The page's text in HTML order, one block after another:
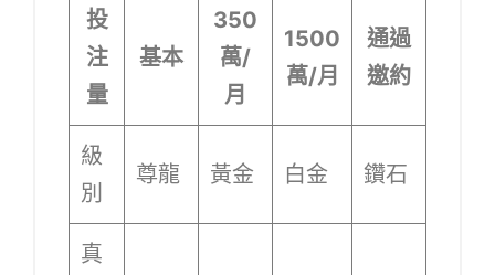
投
注
量
基本
350
萬/
月
1500
萬/月
通過
邀約
級
別
尊龍 黃金 白金 鑽石
真